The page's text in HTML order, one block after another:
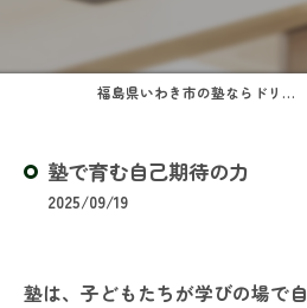
福島県いわき市の塾ならドリームスクール
塾で育む自己期待の力
2025/09/19
塾は、子どもたちが学びの場で